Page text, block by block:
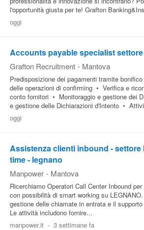
l'opportunità giusta per te! Grafton
oggi
Accounts payable specialist
Grafton Recruitment - Mantova
Predisposizione dei pagamenti tramite bonifico
delle operazioni di confirming • Verifica e
conto fornitori • Monitoraggio e gestione dei
e gestione delle Dichiarazioni d'Intento •
oggi
Assistenza clienti inbound - settore
time - legnano
Manpower - Mantova
Ricerchiamo Operatori Call Center Inbound
con possibilità di smart working su
gestione delle chiamate in entrata e il
Le attività includono fornire...
manpower.it - 3 settimane fa